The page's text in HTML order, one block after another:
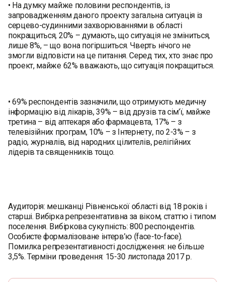
• На думку майже половини респондентів, із
запровадженням даного проекту загальна ситуація із
серцево-судинними захворюваннями в області
покращиться, 20% – думають, що ситуація не зміниться,
лише 8%, – що вона погіршиться. Чверть нічого не
змогли відповісти на це питання. Серед тих, хто знає про
проект, майже 62% вважають, що ситуація покращиться.
• 69% респондентів зазначили, що отримують медичну
інформацію від лікарів, 39% – від друзів та сім’ї, майже
третина – від аптекаря або фармацевта, 17% – з
телевізійних програм, 10% – з Інтернету, по 2-3% – з
радіо, журналів, від народних цілителів, релігійних
лідерів та священників тощо.
Аудиторія: мешканці Рівненської області від 18 років і
старші. Вибірка репрезентативна за віком, статтю і типом
поселення. Вибіркова сукупність: 800 респондентів.
Особисте формалізоване інтерв’ю (face-to-face).
Помилка репрезентативності дослідження: не більше
3,5%. Терміни проведення: 15-30 листопада 2017 р.